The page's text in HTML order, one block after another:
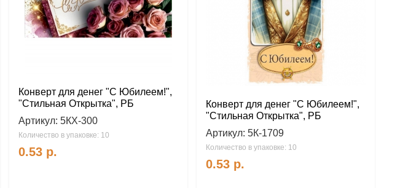
Конверт для денег "С Юбилеем!",
"Стильная Открытка", РБ
Артикул: 5КХ-300
Количество в упаковке: 10
0.53 р.
Конверт для денег "С Юбилеем!",
"Стильная Открытка", РБ
Артикул: 5К-1709
Количество в упаковке: 10
0.53 р.